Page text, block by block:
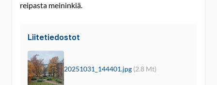
reipasta meininkiä.
Liitetiedostot
20251031_144401.jpg (2.8 Mt)